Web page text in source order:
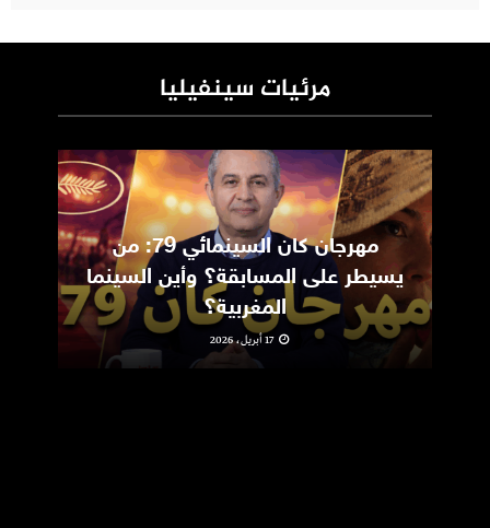
مرئيات سينفيليا
مهرجان كان السينمائي 79: من
يسيطر على المسابقة؟ وأين السينما
المغربية؟
17 أبريل، 2026